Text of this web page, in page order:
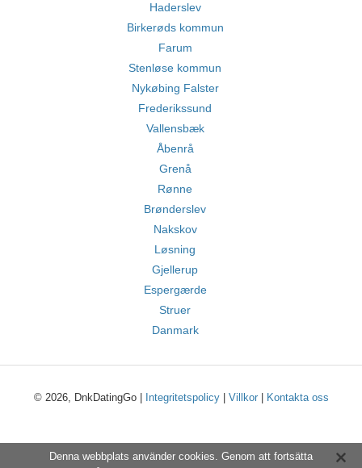
Haderslev
Birkerøds kommun
Farum
Stenløse kommun
Nykøbing Falster
Frederikssund
Vallensbæk
Åbenrå
Grenå
Rønne
Brønderslev
Nakskov
Løsning
Gjellerup
Espergærde
Struer
Danmark
© 2026, DnkDatingGo | Integritetspolicy| Villkor| Kontakta oss
Denna webbplats använder cookies. Genom att fortsätta